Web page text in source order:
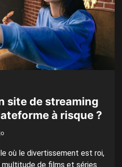
site de streaming
à risque ?
où le divertissement est roi,
multitude de films et séries